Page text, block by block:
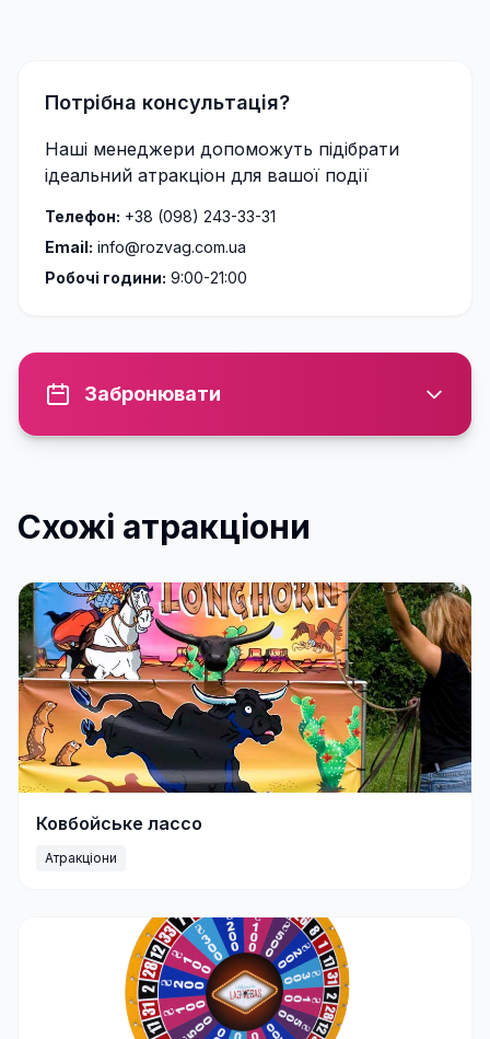
Потрібна консультація?
Наші менеджери допоможуть підібрати
ідеальний атракціон для вашої події
Телефон: +38 (098) 243-33-31
Email: info@rozvag.com.ua
Робочі години: 9:00-21:00
Забронювати
Схожі атракціони
Ковбойське лассо
Атракціони